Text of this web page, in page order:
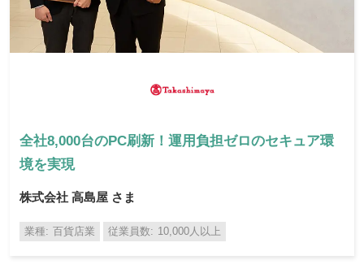
全社8,000台のPC刷新！運用負担ゼロのセキュア環
境を実現
株式会社 高島屋 さま
業種 百貨店業 従業員数 10,000人以上